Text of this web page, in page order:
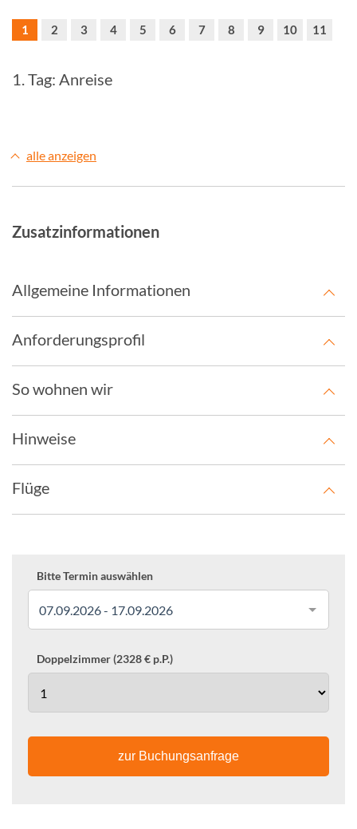
1 2 3 4 5 6 7 8 9 10 11
1. Tag: Anreise
alle anzeigen
Zusatzinformationen
Allgemeine Informationen
Anforderungsprofil
So wohnen wir
Hinweise
Flüge
Bitte Termin auswählen
07.09.2026 - 17.09.2026
Doppelzimmer (2328 € p.P.)
zur Buchungsanfrage